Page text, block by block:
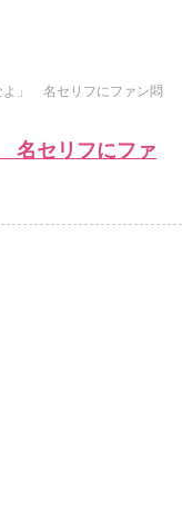
よ」 名セリフにファン悶
名セリフにファ